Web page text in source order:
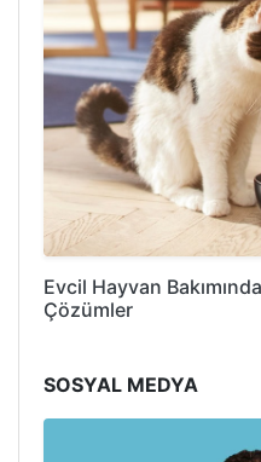
Evcil Hayvan
Çözümler
SOSYAL MEDYA